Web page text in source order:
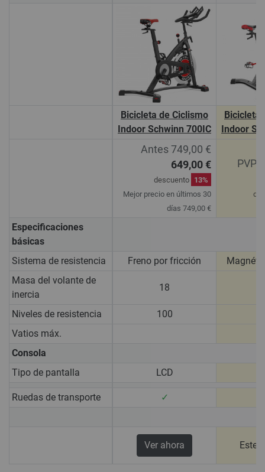
Bicicleta de Ciclismo
Indoor Schwinn 700IC
Bicicleta
Indoor
Antes 749,00 €
649,00 €
descuento 13%
Mejor precio en últimos 30
días 749,00 €
Especificaciones
básicas
Sistema de resistencia
Freno por fricción
Masa del volante de
inercia
18
Niveles de resistencia 100
Vatios máx.
Consola
Tipo de pantalla
LCD
Ruedas de transporte ✓
Ver ahora Este